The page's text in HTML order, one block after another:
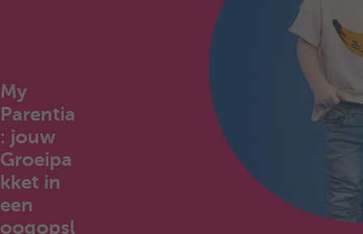
My
Parentia
: jouw
Groeipa
kket in
een
oogopsl